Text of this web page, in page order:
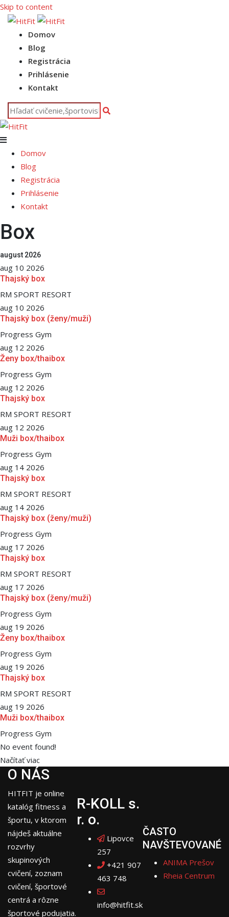
Skip to content
Domov
Blog
Registrácia
Prihlásenie
Kontakt
Domov
Blog
Registrácia
Prihlásenie
Kontakt
Box
august 2026
aug 10 2026
Thajský box
RM SPORT RESORT
aug 10 2026
Thajský box (ženy/muži)
Progress Gym
aug 12 2026
Ženy box/thaibox
Progress Gym
aug 12 2026
Thajský box
RM SPORT RESORT
aug 12 2026
Muži box/thaibox
Progress Gym
aug 14 2026
Thajský box
RM SPORT RESORT
aug 14 2026
Thajský box (ženy/muži)
Progress Gym
aug 17 2026
Thajský box
RM SPORT RESORT
aug 17 2026
Thajský box (ženy/muži)
Progress Gym
aug 19 2026
Ženy box/thaibox
Progress Gym
aug 19 2026
Thajský box
RM SPORT RESORT
aug 19 2026
Muži box/thaibox
Progress Gym
No event found!
Načítať viac
O NÁS
HITFIT je online
katalóg fitness a
športu, v ktorom
nájdeš aktuálne
rozvrhy
skupinových
cvičení, zoznam
cvičení, športové
centrá a rôzne
športové podujatia.
R-KOLL s.
r. o.
Lipovce
257
+421 907
463 748
info@hitfit.sk
ČASTO
NAVŠTEVOVANÉ
ANIMA Prešov
Rheia Centrum